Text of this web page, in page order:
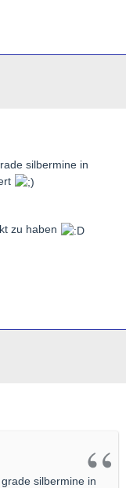
silbermine in
zu haben
silbermine in